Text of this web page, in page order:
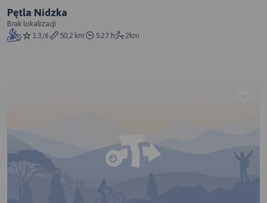
Pętla Nidzka
Brak lokalizacji
1.3/6
50,2 km 5:27 h 2km